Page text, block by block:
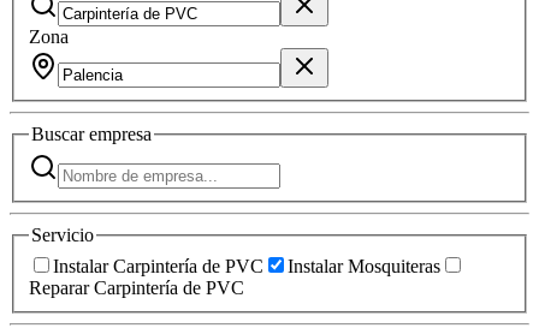
Zona
Buscarempresa
Servicio
Instalar Carpintería de PVC
Instalar Mosquiteras
Reparar Carpintería de PVC